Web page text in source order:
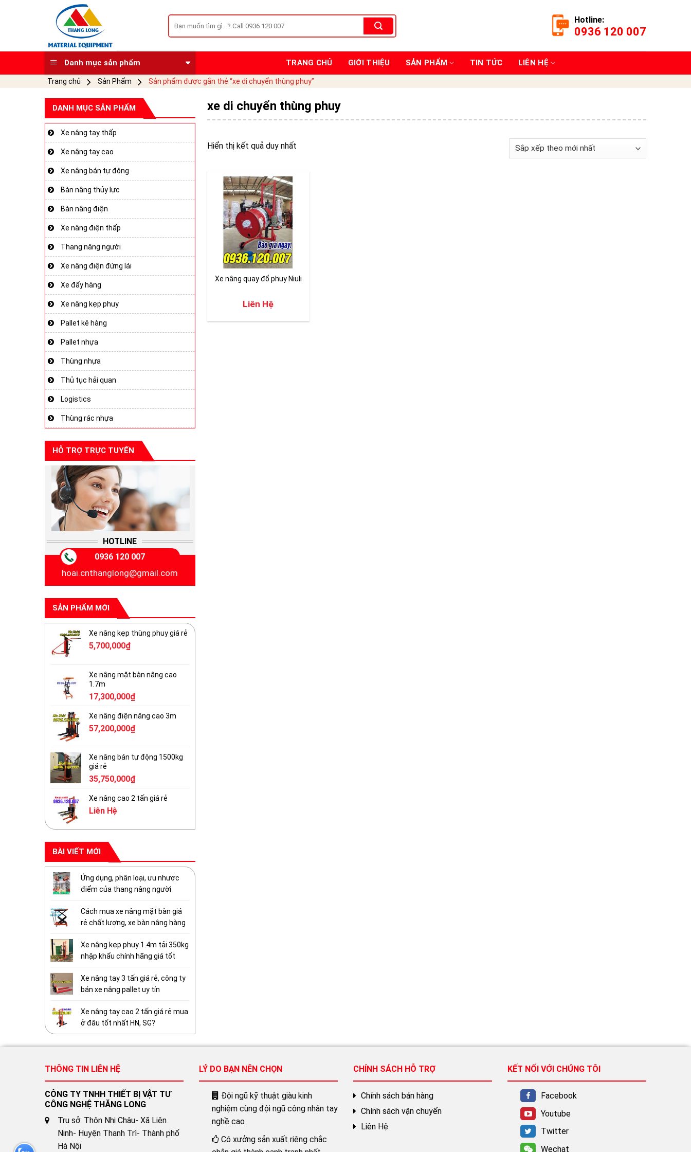
kiếm:
Hotline:
0936 120 007
Danh mục sản phẩm TRANG CHỦ GIỚI THIỆU SẢN PHẨM TIN TỨC LIÊN HỆ
Trang chủ Sản Phẩm Sản phẩm được gắn thẻ “xe di chuyển thùng phuy”
DANH MỤC SẢN PHẨM
Xe nâng tay thấp
Xe nâng tay cao
Xe nâng bán tự động
Bàn nâng thủy lực
Bàn nâng điện
Xe nâng điện thấp
Thang nâng người
Xe nâng điện đứng lái
Xe đẩy hàng
Xe nâng kẹp phuy
Pallet kê hàng
Pallet nhựa
Thùng nhựa
Thủ tục hải quan
Logistics
Thùng rác nhựa
HỖ TRỢ TRỰC TUYẾN
HOTLINE
0936 120 007
hoai.cnthanglong@gmail.com
SẢN PHẨM MỚI
Xe nâng kẹp thùng phuy giá rẻ
5,700,000₫
Xe nâng mặt bàn nâng cao
1.7m
17,300,000₫
Xe nâng điện nâng cao 3m
57,200,000₫
Xe nâng bán tự động 1500kg
giá rẻ
35,750,000₫
Xe nâng cao 2 tấn giá rẻ
Liên Hệ
BÀI VIẾT MỚI
Ứng dụng, phân loại, ưu nhược
điểm của thang nâng người
Cách mua xe nâng mặt bàn giá
rẻ chất lượng, xe bàn nâng hàng
Xe nâng kẹp phuy 1.4m tải 350kg
nhập khẩu chính hãng giá tốt
Xe nâng tay 3 tấn giá rẻ, công ty
bán xe nâng pallet uy tín
Xe nâng tay cao 2 tấn giá rẻ mua
ở đâu tốt nhất HN, SG?
xe di chuyển thùng phuy
Hiển thị kết quả duy nhất
Xe nâng quay đổ phuy Niuli
Liên Hệ
THÔNG TIN LIÊN HỆ
CÔNG TY TNHH THIẾT BỊ VẬT TƯ
CÔNG NGHỆ THĂNG LONG
Trụ sở: Thôn Nhị Châu- Xã Liên
Ninh- Huyện Thanh Trì- Thành phố
Hà Nội
LÝ DO BẠN NÊN CHỌN
Đội ngũ kỹ thuật giàu kinh
nghiệm cùng đội ngũ công nhân tay
nghề cao
Có xưởng sản xuất riêng chắc
CHÍNH SÁCH HỖ TRỢ
Chính sách bán hàng
Chính sách vận chuyển
Liên Hệ
KẾT NỐI VỚI CHÚNG TÔI
Facebook
Youtube
Twitter
Wechat